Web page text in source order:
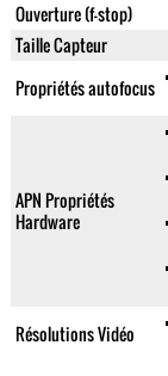
Ouverture (f-stop)
Taille Capteur
Propriétés autofocus
APN Propriétés
Hardware
Résolutions Vidéo